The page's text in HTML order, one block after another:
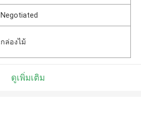
Negotiated
กล่องไม้
ดูเพิ่มเติม